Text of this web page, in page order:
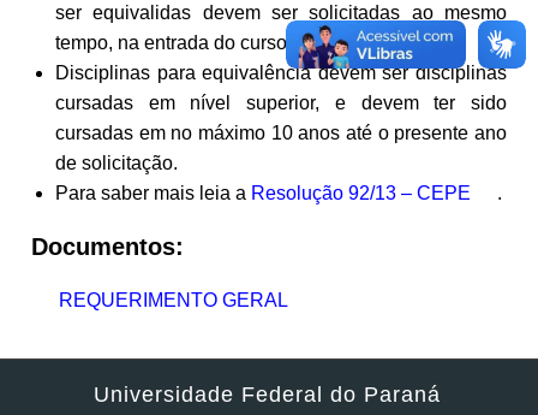
ser equivalidas devem ser solicitadas ao mesmo
tempo, na entrada do curso.
Disciplinas para equivalência devem ser disciplinas
cursadas em nível superior, e devem ter sido
cursadas em no máximo 10 anos até o presente ano
de solicitação.
Para saber mais leia a Resolução 92/13 – CEPE .
Documentos:
REQUERIMENTO GERAL
Universidade Federal do Paraná